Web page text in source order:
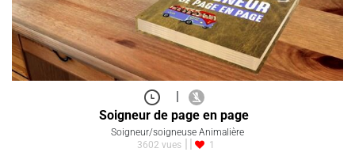
|
Soigneur de page en page
Soigneur/soigneuse Animalière
3602 vues
1